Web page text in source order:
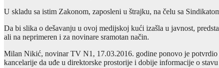
U skladu sa istim Zakonom, zaposleni u štrajku, na čelu sa
Da bi slika o dešavanju u ovoj medijskoj kući izašla u javnost,
ali na neprimeren i za novinare sramotan način.
Milan Nikić, novinar TV N1, 17.03.2016. godine ponovo je potvrdio
kancelarije da uđe u direktorske prostorije i dobije informacije o